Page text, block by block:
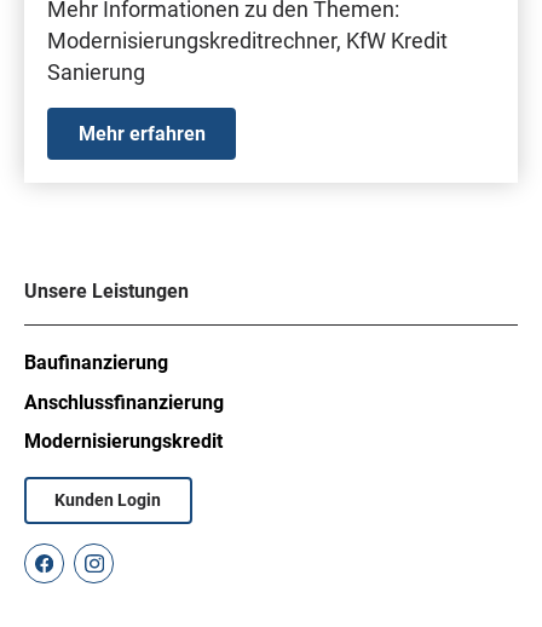
Mehr Informationen zu den Themen:
Modernisierungskreditrechner, KfW Kredit
Sanierung
Mehr erfahren
Unsere Leistungen
Baufinanzierung
Anschlussfinanzierung
Modernisierungskredit
Kunden Login